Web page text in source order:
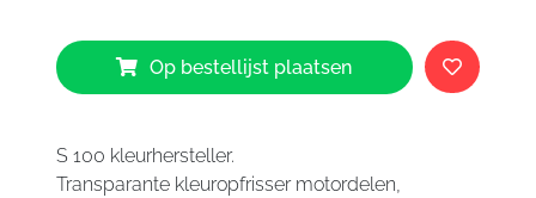
Op bestellijst plaatsen
S 100 kleurhersteller.
Transparante kleuropfrisser motordelen,